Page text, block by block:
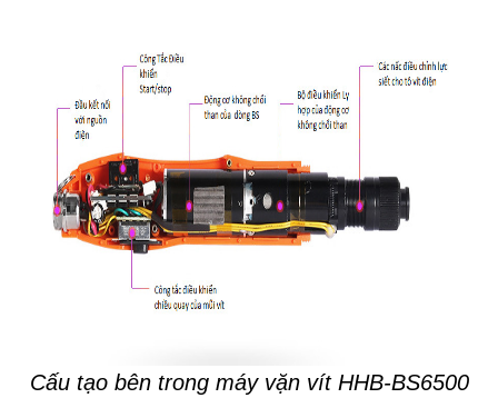
Cấu tạo bên trong máy vặn vít HHB-BS6500